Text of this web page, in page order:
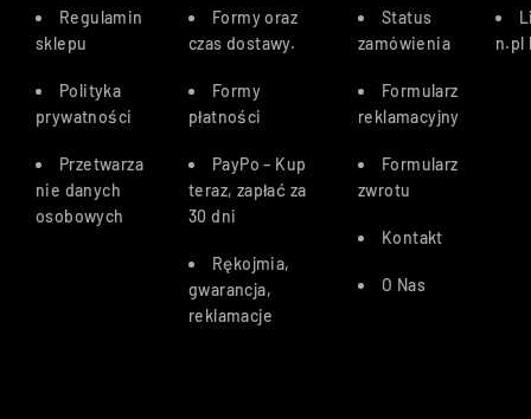
Regulamin
sklepu
Polityka
prywatności
Przetwarza
nie danych
osobowych
Formy oraz
czas dostawy.
Formy
płatności
PayPo – Kup
teraz, zapłać za
30 dni
Rękojmia,
gwarancja,
reklamacje
Status
zamówienia
Formularz
reklamacyjny
Formularz
zwrotu
Kontakt
O Nas
n.pl